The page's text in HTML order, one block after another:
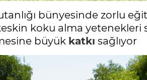
bünyesinde zorlu
koku alma yetenekleri
büyük katkı sağlıyor